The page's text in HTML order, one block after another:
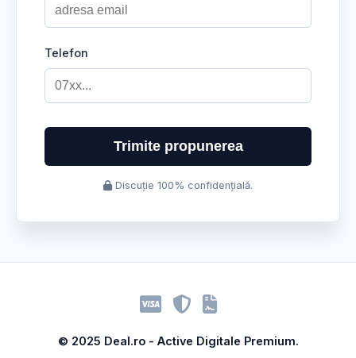
Telefon
Trimite propunerea
Discuție 100% confidențială.
© 2025 Deal.ro - Active Digitale Premium.